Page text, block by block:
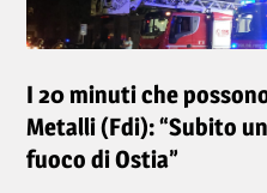
I 20 minuti che
Metalli (Fdi): “Subito
fuoco di Ostia”